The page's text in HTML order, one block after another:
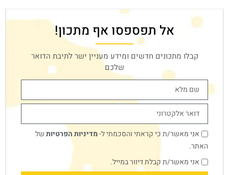
אל תפספסו אף מתכון!
קבלו מתכונים חדשים ומידע מעניין ישר לתיבת הדואר
שלכם
אני מאשר/ת כי קראתי והסכמתי ל-מדיניות הפרטיותשל
האתר.
אני מאשר/ת קבלת דיוור במייל.